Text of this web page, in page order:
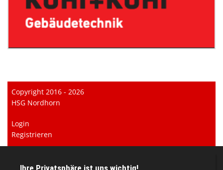
Copyright 2016 - 2026
HSG Nordhorn
Login
Registrieren
Datenschutzerklärung